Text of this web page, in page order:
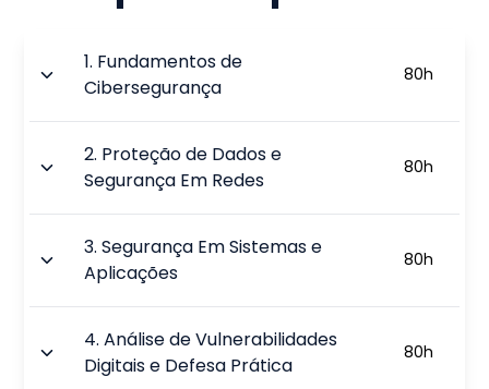
1. Fundamentos de
Cibersegurança
80h
2. Proteção de Dados e
Segurança Em Redes
80h
3.Segurança Em Sistemas e
Aplicações
80h
4.Análise de Vulnerabilidades
Digitais e Defesa Prática
80h